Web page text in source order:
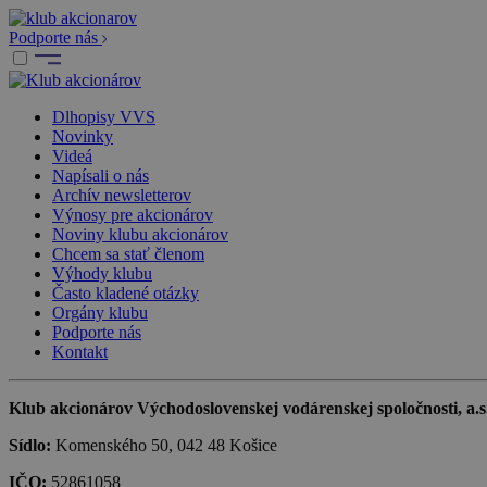
Podporte nás
Dlhopisy VVS
Novinky
Videá
Napísali o nás
Archív newsletterov
Výnosy pre akcionárov
Noviny klubu akcionárov
Chcem sa stať členom
Výhody klubu
Často kladené otázky
Orgány klubu
Podporte nás
Kontakt
Klub akcionárov Východoslovenskej vodárenskej spoločnosti,
Sídlo: Komenského 50, 042 48 Košice
IČO: 52861058